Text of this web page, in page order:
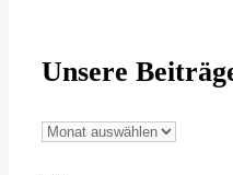
Unsere
Unsere